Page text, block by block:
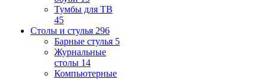
Тумбы для ТВ
45
Столы и стулья 296
Барные стулья 5
Журнальные
столы 14
Компьютерные